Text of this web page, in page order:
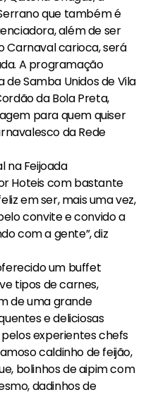
que também é
além de ser
Carnaval carioca, será
A programação
de Samba Unidos de Vila
da Bola Preta,
para quem quiser
da Rede
na Feijoada
Hoteis com bastante
em ser, mais uma vez,
convite e convido a
com a gente”, diz
um buffet
tipos de carnes,
de uma grande
e deliciosas
experientes chefs
caldinho de feijão,
bolinhos de aipim com
dadinhos de